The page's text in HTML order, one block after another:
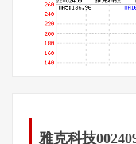
雅克科技